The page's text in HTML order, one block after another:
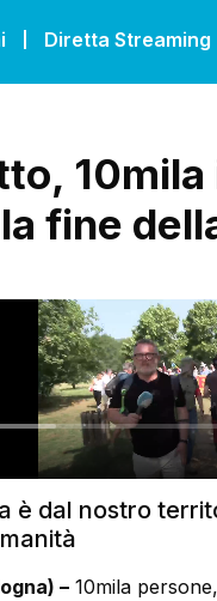
Diretta Streaming
fine
è dal nostro
–10mila